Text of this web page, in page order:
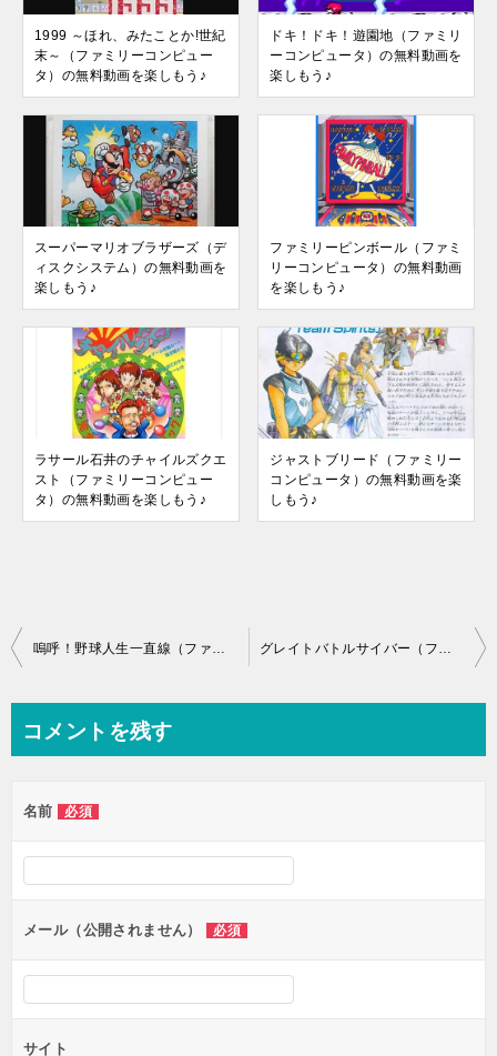
1999 ～ほれ、みたことか!世紀
末～（ファミリーコンピュー
タ）の無料動画を楽しもう♪
ドキ！ドキ！遊園地（ファミリ
ーコンピュータ）の無料動画を
楽しもう♪
スーパーマリオブラザーズ（デ
ィスクシステム）の無料動画を
楽しもう♪
ファミリーピンボール（ファミ
リーコンピュータ）の無料動画
を楽しもう♪
ラサール石井のチャイルズクエ
スト（ファミリーコンピュー
タ）の無料動画を楽しもう♪
ジャストブリード（ファミリー
コンピュータ）の無料動画を楽
しもう♪
投
ビ
ー
シ
ン
嗚呼！野球人生一直線（ファミリーコンピュータ）の無料動画を楽しもう♪ グレイトバトルサイバー（ファミリーコンピュータ）の無料動画を楽しもう♪
コメントを残す
名前 必須
メール（公開されません） 必須
サイト